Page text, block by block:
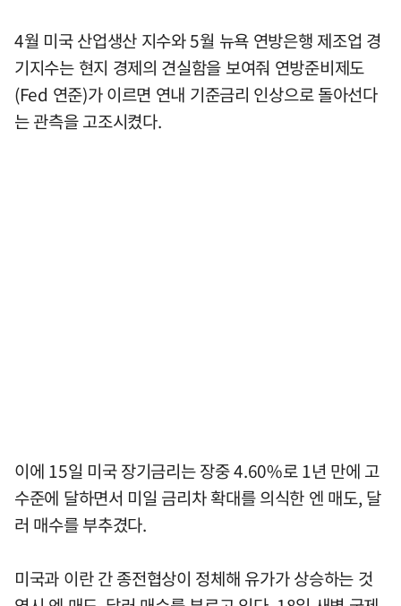
4월 미국 산업생산 지수와 5월 뉴욕 연방은행 제조업 경
기지수는 현지 경제의 견실함을 보여줘 연방준비제도
(Fed 연준)가 이르면 연내 기준금리 인상으로 돌아선다
는 관측을 고조시켰다.
이에 15일 미국 장기금리는 장중 4.60%로 1년 만에 고
수준에 달하면서 미일 금리차 확대를 의식한 엔 매도, 달
러 매수를 부추겼다.
미국과 이란 간 종전협상이 정체해 유가가 상승하는 것